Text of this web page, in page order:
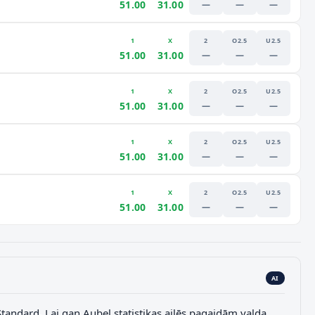
51.00 31.00 — — —
1
51.00
X
31.00
2
—
O2.5
—
U2.5
—
1
51.00
X
31.00
2
—
O2.5
—
U2.5
—
1
51.00
X
31.00
2
—
O2.5
—
U2.5
—
1
51.00
X
31.00
2
—
O2.5
—
U2.5
—
AI